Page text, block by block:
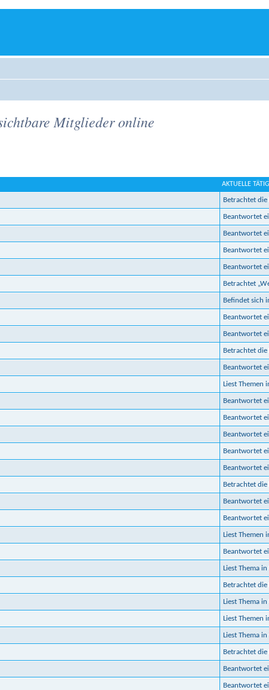
Mitglieder online
AKTUELLE
Betrachtet
Beantwortet
Beantwortet
Beantwortet
Beantwortet
Betrachtet
Befindet sich
Beantwortet
Beantwortet
Betrachtet
Beantwortet
Liest Themen
Beantwortet
Beantwortet
Beantwortet
Beantwortet
Beantwortet
Betrachtet die
Beantwortet
Beantwortet
Liest Themen
Beantwortet
Liest Thema
Betrachtet
Liest Thema
Liest Themen
Liest Thema
Betrachtet
Beantwortet
Beantwortet